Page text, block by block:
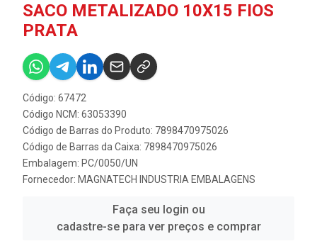
SACO METALIZADO 10X15 FIOS
PRATA
Código: 67472
Código NCM: 63053390
Código de Barras do Produto: 7898470975026
Código de Barras da Caixa: 7898470975026
Embalagem: PC/0050/UN
Fornecedor: MAGNATECH INDUSTRIA EMBALAGENS
Faça seu login ou
cadastre-se para ver preços e comprar